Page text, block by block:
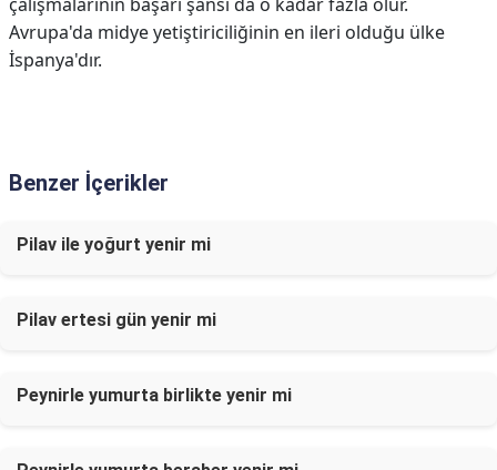
Avrupa'da midye yetiştiriciliğinin en ileri olduğu ülke
İspanya'dır.
Benzer İçerikler
Pilav ile yoğurt yenir mi
Pilav ertesi gün yenir mi
Peynirle yumurta birlikte yenir mi